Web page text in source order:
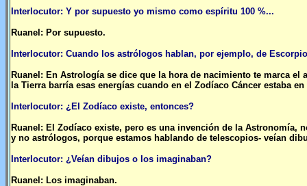
Interlocutor: Y por supuesto yo mismo como espíritu 100 %...
Ruanel: Por supuesto.
Interlocutor: Cuando los astrólogos hablan, por ejemplo, de
Ruanel: En Astrología se dice que la hora de nacimiento te marca
la Tierra barría esas energías cuando en el Zodíaco Cáncer estaba
Interlocutor: ¿El Zodíaco existe, entonces?
Ruanel: El Zodíaco existe, pero es una invención de la
y no astrólogos, porque estamos hablando de telescopios- veían
Interlocutor: ¿Veían dibujos o los imaginaban?
Ruanel: Los imaginaban.